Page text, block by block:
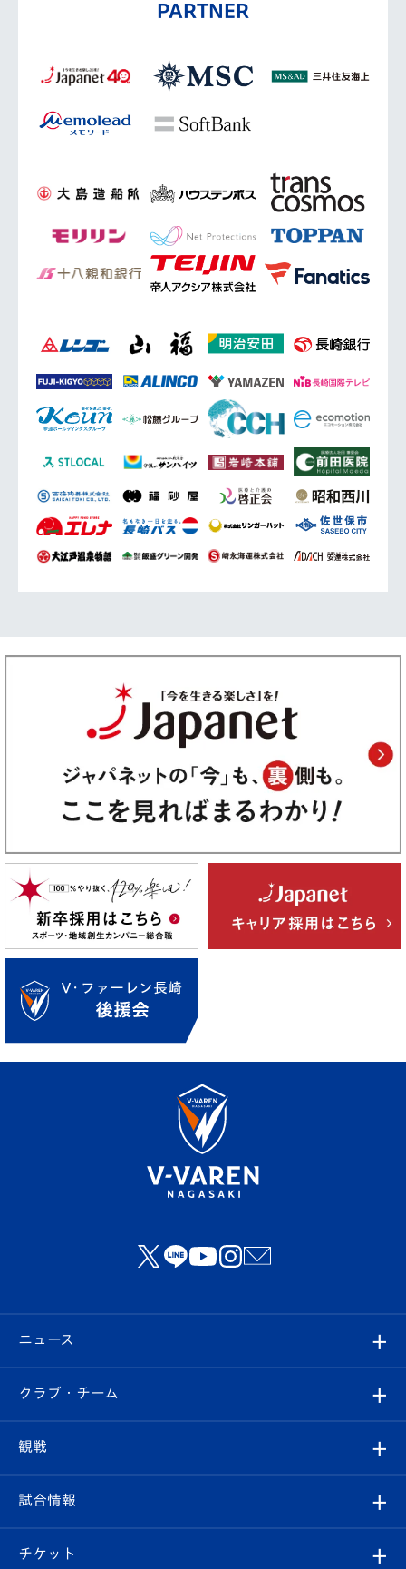
PARTNER
ニュース
すべて
クラブ
試合情報
クラブ・チーム
クラブ概要
観戦
観戦ルール
試合情報
試合日程/結果
チケット